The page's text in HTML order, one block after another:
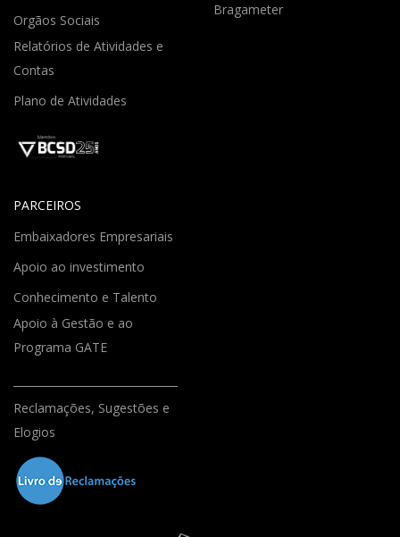
Orgãos Sociais
Relatórios de Atividades e
Contas
Plano de Atividades
Bragameter
PARCEIROS
Embaixadores Empresariais
Apoio ao investimento
Conhecimento e Talento
Apoio à Gestão e ao
Programa GATE
Reclamações, Sugestões e
Elogios